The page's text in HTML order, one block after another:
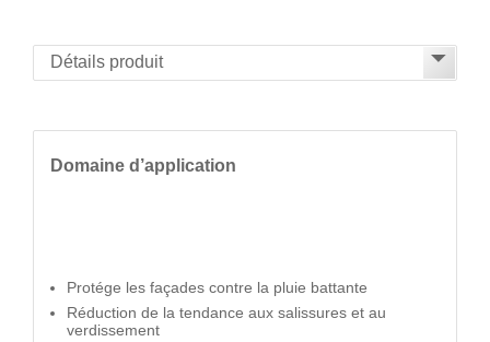
Domaine d’application
Protége les façades contre la pluie battante
Réduction de la tendance aux salissures et au
verdissement